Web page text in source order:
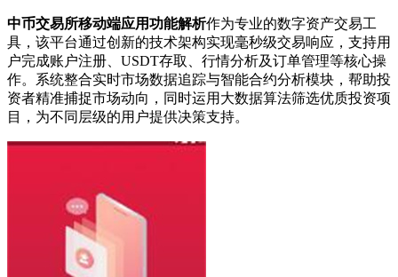
中币交易所移动端应用功能解析作为专业的数字资产交易工
具，该平台通过创新的技术架构实现毫秒级交易响应，支持用
户完成账户注册、USDT存取、行情分析及订单管理等核心操
作。系统整合实时市场数据追踪与智能合约分析模块，帮助投
资者精准捕捉市场动向，同时运用大数据算法筛选优质投资项
目，为不同层级的用户提供决策支持。